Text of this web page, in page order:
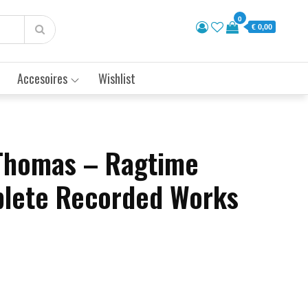
0
€ 0,00
Accesoires Wishlist
– Ragtime
Recorded Works